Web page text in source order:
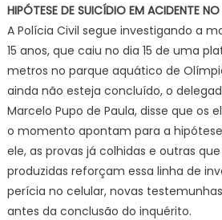
HIPÓTESE DE SUICÍDIO EM ACIDENTE
A Polícia Civil segue investigando a
15 anos, que caiu no dia 15 de uma
metros no parque aquático de
ainda não esteja concluído, o
Marcelo Pupo de Paula, disse que os
o momento apontam para a
ele, as provas já colhidas e outras
produzidas reforçam essa linha de
perícia no celular, novas
antes da conclusão do inquérito.